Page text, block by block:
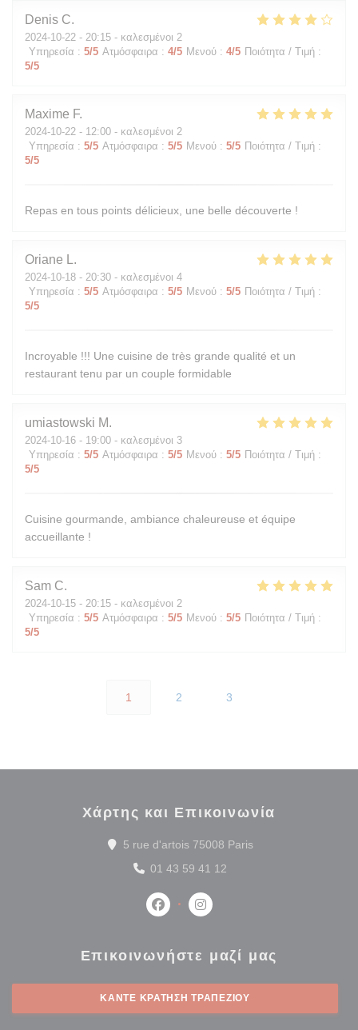
Denis C
2024-10-22 - 20:15 - καλεσμένοι 2
Υπηρεσία : 5/5 Ατμόσφαιρα : 4/5 Μενού : 4/5 Ποιότητα / Τιμή :
5/5
Maxime F
2024-10-22 - 12:00 - καλεσμένοι 2
Υπηρεσία : 5/5 Ατμόσφαιρα : 5/5 Μενού : 5/5 Ποιότητα / Τιμή :
5/5
Repas en tous points délicieux, une belle découverte !
Oriane L
2024-10-18 - 20:30 - καλεσμένοι 4
Υπηρεσία : 5/5 Ατμόσφαιρα : 5/5 Μενού : 5/5 Ποιότητα / Τιμή :
5/5
Incroyable !!! Une cuisine de très grande qualité et un
restaurant tenu par un couple formidable
umiastowski M
2024-10-16 - 19:00 - καλεσμένοι 3
Υπηρεσία : 5/5 Ατμόσφαιρα : 5/5 Μενού : 5/5 Ποιότητα / Τιμή :
5/5
Cuisine gourmande, ambiance chaleureuse et équipe
accueillante !
Sam C
2024-10-15 - 20:15 - καλεσμένοι 2
Υπηρεσία : 5/5 Ατμόσφαιρα : 5/5 Μενού : 5/5 Ποιότητα / Τιμή :
5/5
1 2 3
Χάρτης και Επικοινωνία
5 rue d'artois 75008 Paris((ανοίγει σε νέο
01 43 59 41 12
Facebook ((ανοίγει σε νέο
Instagram ((ανοίγει σε νέο
Επικοινωνήστε μαζί μας
ΚΆΝΤΕ ΚΡΆΤΗΣΗ ΤΡΑΠΕΖΙΟΎ